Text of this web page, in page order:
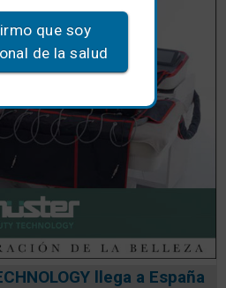
llega a España
que soy
de la salud